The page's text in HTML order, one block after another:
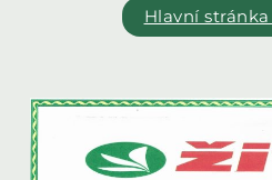
Hlavní